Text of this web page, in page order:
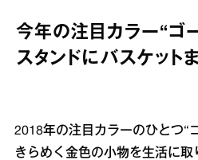
今年の注目カラー“ゴ
スタンドにバスケット
2018年の注目カラーのひとつ“
きらめく金色の小物を生活に